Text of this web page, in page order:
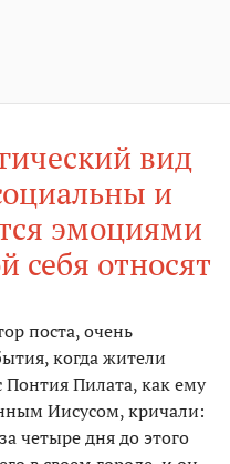
вид
и
эмоциями
себя относят
поста, очень
когда жители
Понтия Пилата, как ему
Иисусом, кричали:
четыре дня до этого